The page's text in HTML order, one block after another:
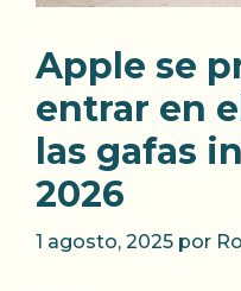
Apple se
entrar en
las gafas
2026
1 agosto, 2025 por